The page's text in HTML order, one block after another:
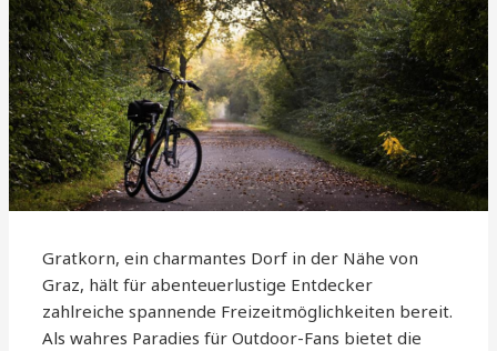
Gratkorn, ein charmantes Dorf in der Nähe von
Graz, hält für abenteuerlustige Entdecker
zahlreiche spannende Freizeitmöglichkeiten bereit.
Als wahres Paradies für Outdoor-Fans bietet die